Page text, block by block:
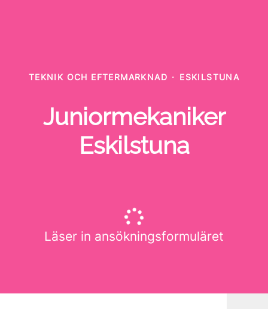
TEKNIK OCH EFTERMARKNAD · ESKILSTUNA
Juniormekaniker
Eskilstuna
Läser in ansökningsformuläret